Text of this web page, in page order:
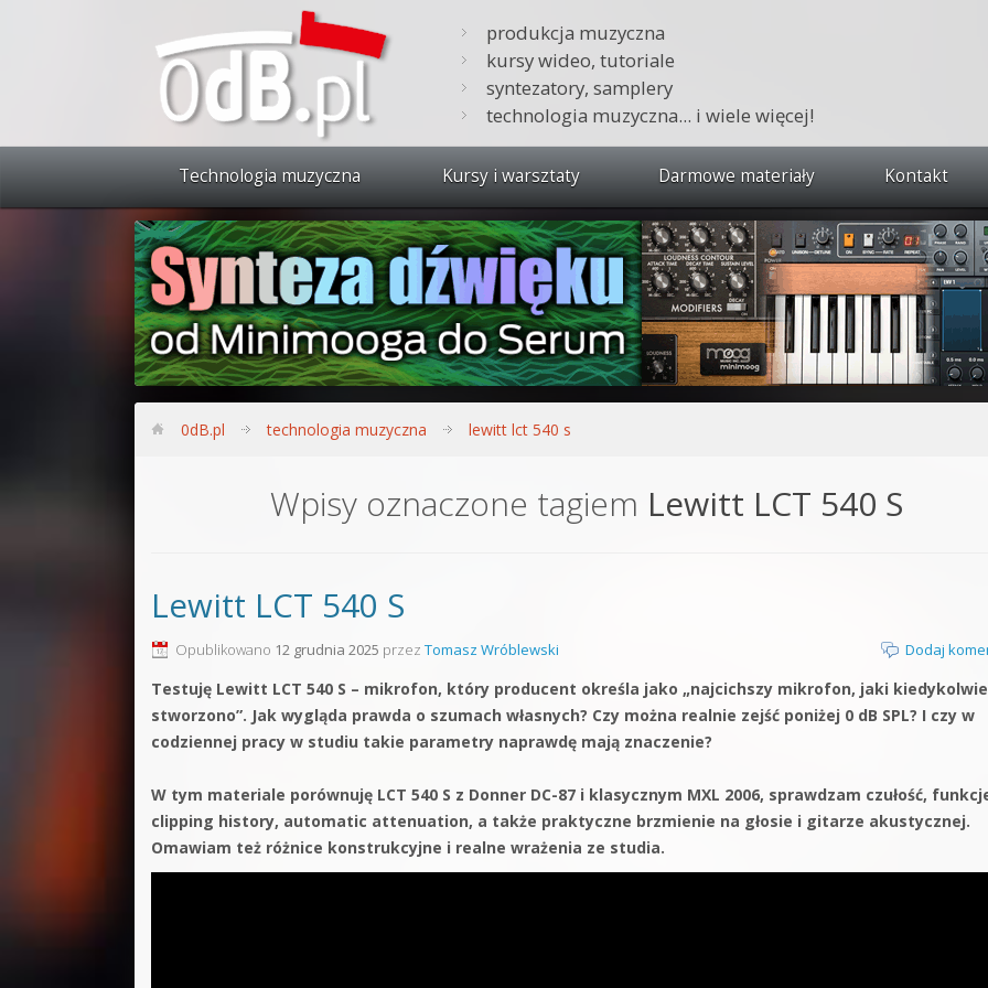
produkcja muzyczna
kursy wideo, tutoriale
syntezatory, samplery
technologia muzyczna... i wiele więcej!
Technologia muzyczna Kursy i warsztaty
Zobacz wszystkie kursy i warsztaty
Synteza dźwięku 🔥
Produkcja muzyczna w praktyce
Bitwig Studio od podstaw
Sound Forge od podstaw
Pakiety
Darmowe materiały Kontakt
0dB.pl technologia muzyczna lewitt lct 540 s
Wpisy oznaczone tagiem Lewitt LCT 540 S
Lewitt LCT 540 S
Opublikowano 12 grudnia 2025 przez Tomasz Wróblewski Dodaj
Testuję Lewitt LCT 540 S – mikrofon, który producent określa jako „najcichszy mikrofon, jaki
stworzono”. Jak wygląda prawda o szumach własnych? Czy można realnie zejść poniżej 0 dB SPL? I czy w
codziennej pracy w studiu takie parametry naprawdę mają znaczenie?
W tym materiale porównuję LCT 540 S z Donner DC-87 i klasycznym MXL 2006, sprawdzam czułość,
clipping history, automatic attenuation, a także praktyczne brzmienie na głosie i gitarze akustycznej.
Omawiam też różnice konstrukcyjne i realne wrażenia ze studia.